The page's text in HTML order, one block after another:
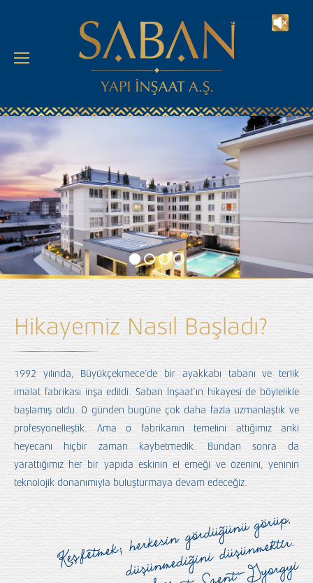
Hikayemiz Nasıl Başladı?
1992 yılında, Büyükçekmece’de bir ayakkabı tabanı ve terlik
imalat fabrikası inşa edildi. Saban İnşaat’ın hikayesi de böylelikle
başlamış oldu. O günden bugüne çok daha fazla uzmanlaştık ve
profesyonelleştik. Ama o fabrikanın temelini attığımız anki
heyecanı hiçbir zaman kaybetmedik. Bundan sonra da
yarattığımız her bir yapıda eskinin el emeği ve özenini, yeninin
teknolojik donanımıyla buluşturmaya devam edeceğiz.